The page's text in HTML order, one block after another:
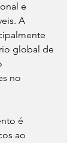
e
A
global de
no
é
ao